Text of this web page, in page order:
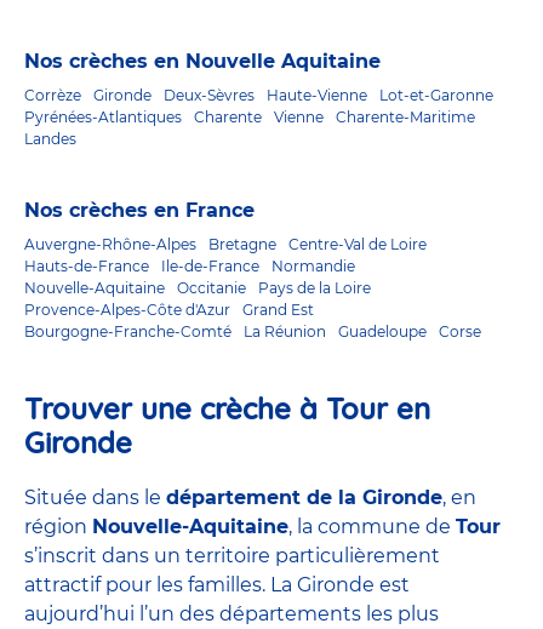
Nos crèches en Nouvelle Aquitaine
Corrèze Gironde Deux-Sèvres Haute-Vienne
Lot-et-Garonne
Pyrénées-Atlantiques
Charente Vienne
Charente-Maritime
Landes
Nos crèches en France
Auvergne-Rhône-Alpes Bretagne
Centre-Val de Loire
Hauts-de-France
Ile-de-France
Normandie
Nouvelle-Aquitaine
Occitanie
Pays de la Loire
Provence-Alpes-Côte d'Azur
Grand Est
Bourgogne-Franche-Comté
La Réunion Guadeloupe Corse
Trouver une crèche à Tour en
Gironde
Située dans le département de la Gironde, en
région Nouvelle-Aquitaine, la commune de Tour
s’inscrit dans un territoire particulièrement
attractif pour les familles. La Gironde est
aujourd’hui l’un des départements les plus